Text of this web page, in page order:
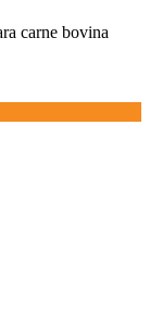
carne bovina